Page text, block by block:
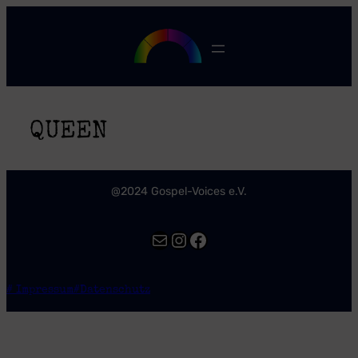
QUEEN
@2024 Gospel-Voices e.V.
E-Mail Instagram Facebook
# Impressum#Datenschutz